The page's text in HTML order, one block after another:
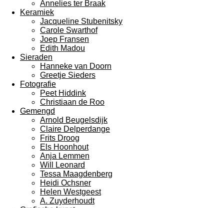
Annelies ter Braak
Keramiek
Jacqueline Stubenitsky
Carole Swarthof
Joep Fransen
Edith Madou
Sieraden
Hanneke van Doorn
Greetje Sieders
Fotografie
Peet Hiddink
Christiaan de Roo
Gemengd
Arnold Beugelsdijk
Claire Delperdange
Frits Droog
Els Hoonhout
Anja Lemmen
Will Leonard
Tessa Maagdenberg
Heidi Ochsner
Helen Westgeest
A. Zuyderhoudt